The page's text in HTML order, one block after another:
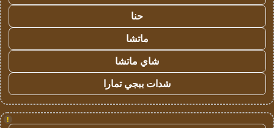
حنا
ماتشا
شاي ماتشا
شدات ببجي تمارا
!